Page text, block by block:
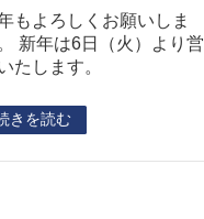
もよろしくお願いしま
新年は6日（火）より営
たします。
きを読む